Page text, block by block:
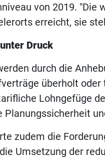
von 2019.
erreicht, sie
Druck
durch die
überholt
Lohngefüge
Planungssicherheit
zudem die
Umsetzung der